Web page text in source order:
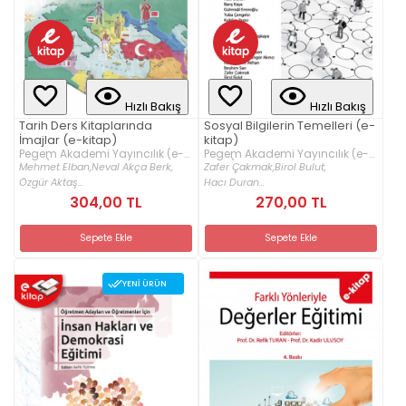
Hızlı Bakış
Tarih Ders Kitaplarında
İmajlar (e-kitap)
Pegem Akademi Yayıncılık (e-
kitap)
Mehmet Elban,Neval Akça Berk,
Özgür Aktaş...
304,00 TL
Sepete Ekle
Hızlı Bakış
Sosyal Bilgilerin Temelleri (e-
kitap)
Pegem Akademi Yayıncılık (e-
kitap)
Zafer Çakmak,Birol Bulut,
Hacı Duran...
270,00 TL
Sepete Ekle
YENI ÜRÜN